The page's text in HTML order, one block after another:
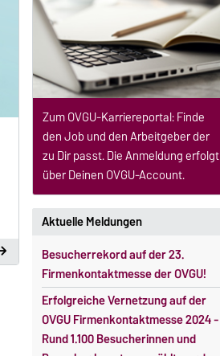
Aktuelle Meldungen
Besucherrekord auf der 23.
Firmenkontaktmesse der OVGU!
Erfolgreiche Vernetzung auf der
OVGU Firmenkontaktmesse 2024 -
Rund 1.100 Besucherinnen und
Zum OVGU-Karriereportal: Finde
den Job und den Arbeitgeber der
zu Dir passt. Die Anmeldung erfolgt
über Deinen OVGU-Account.